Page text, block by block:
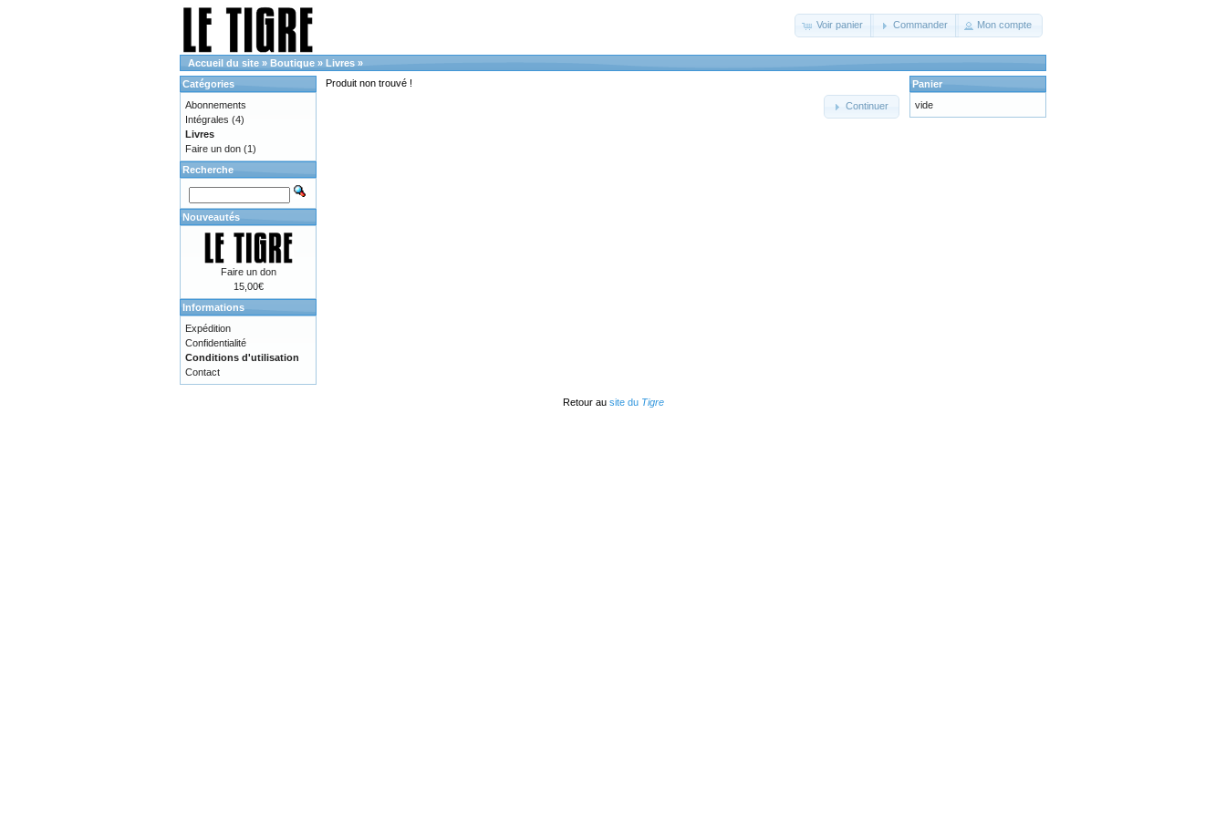
Voir panier Commander Mon compte
Accueil du site » Boutique » Livres »
Produit non trouvé !
Continuer
Catégories
Abonnements
Intégrales (4)
Livres
Faire un don (1)
Recherche
Nouveautés
Faire un don
15,00€
Informations
Expédition
Confidentialité
Conditions d'utilisation
Contact
Panier
vide
Retour au site du Tigre